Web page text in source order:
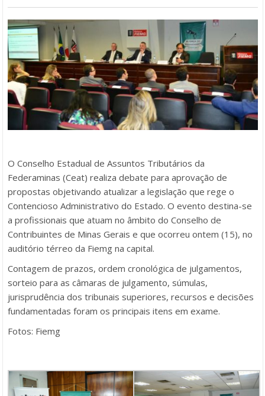
O Conselho Estadual de Assuntos Tributários da
Federaminas (Ceat) realiza debate para aprovação de
propostas objetivando atualizar a legislação que rege o
Contencioso Administrativo do Estado. O evento destina-se
a profissionais que atuam no âmbito do Conselho de
Contribuintes de Minas Gerais e que ocorreu ontem (15), no
auditório térreo da Fiemg na capital.
Contagem de prazos, ordem cronológica de julgamentos,
sorteio para as câmaras de julgamento, súmulas,
jurisprudência dos tribunais superiores, recursos e decisões
fundamentadas foram os principais itens em exame.
Fotos: Fiemg